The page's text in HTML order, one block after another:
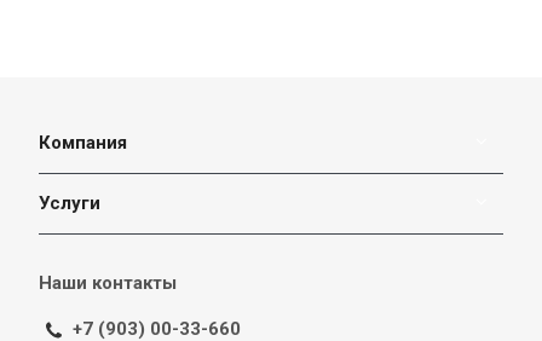
Компания
Услуги
Наши контакты
+7 (903) 00-33-660